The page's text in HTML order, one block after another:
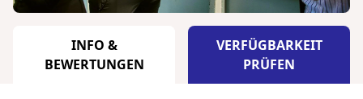
INFO &
BEWERTUNGEN
VERFÜGBARKEIT
PRÜFEN